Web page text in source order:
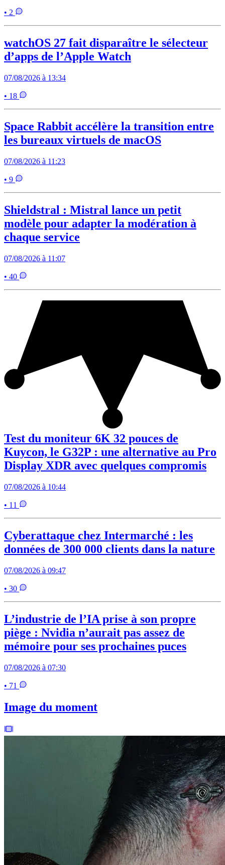
• 2
watchOS 27 fait disparaître le sélecteur
d’apps de l’Apple Watch
07/08/2026 à 13:34
• 18
Space Rabbit accélère la transition entre
les bureaux virtuels de macOS
07/08/2026 à 11:23
• 9
Shieldstral : Mistral lance un petit
modèle pour adapter la modération à
chaque service
07/08/2026 à 11:07
• 40
Test du moniteur 6K 32 pouces de
Kuycon, le G32P : une alternative au Pro
Display XDR avec quelques compromis
07/08/2026 à 10:44
• 11
Cyberattaque chez Intermarché : les
données de 300 000 clients dans la nature
07/08/2026 à 09:47
• 30
L’industrie de l’IA prise à son propre
piège : Nvidia n’aurait pas assez de
mémoire pour ses prochaines puces
07/08/2026 à 07:30
• 71
Image du moment